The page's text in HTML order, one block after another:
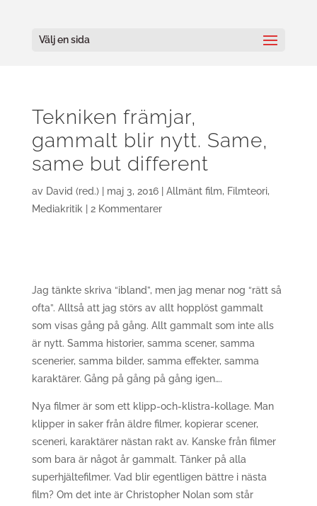
Välj en sida
Tekniken främjar,
gammalt blir nytt. Same,
same but different
av David (red.)| maj 3, 2016| Allmänt film, Filmteori,
Mediakritik
2 Kommentarer
Jag tänkte skriva “ibland”, men jag menar nog “rätt så
ofta”. Alltså att jag störs av allt hopplöst gammalt
som visas gång på gång. Allt gammalt som inte alls
är nytt. Samma historier, samma scener, samma
scenerier, samma bilder, samma effekter, samma
karaktärer. Gång på gång på gång igen….
Nya filmer är som ett klipp-och-klistra-kollage. Man
klipper in saker från äldre filmer, kopierar scener,
sceneri, karaktärer nästan rakt av. Kanske från filmer
som bara är något år gammalt. Tänker på alla
superhjältefilmer. Vad blir egentligen bättre i nästa
film? Om det inte är Christopher Nolan som står